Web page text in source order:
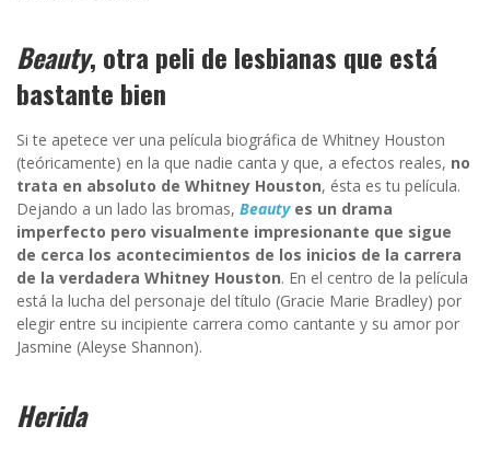
Beauty, otra peli de lesbianas que está
bastante bien
Si te apetece ver una película biográfica de Whitney Houston
(teóricamente) en la que nadie canta y que, a efectos reales, no
trata en absoluto de Whitney Houston, ésta es tu película.
Dejando a un lado las bromas, Beautyes un drama
imperfecto pero visualmente impresionante que sigue
de cerca los acontecimientos de los inicios de la carrera
de la verdadera Whitney Houston. En el centro de la película
está la lucha del personaje del título (Gracie Marie Bradley) por
elegir entre su incipiente carrera como cantante y su amor por
Jasmine (Aleyse Shannon).
Herida